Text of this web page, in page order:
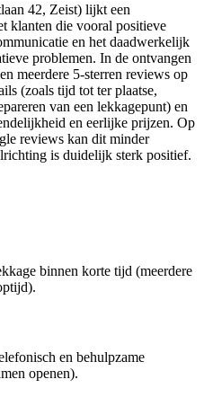
42, Zeist) lijkt een
klanten die vooral positieve
en het daadwerkelijk
problemen. In de ontvangen
meerdere 5-sterren reviews op
(zoals tijd tot ter plaatse,
van een lekkagepunt) en
en eerlijke prijzen. Op
reviews kan dit minder
is duidelijk sterk positief.
binnen korte tijd (meerdere
en behulpzame
openen).